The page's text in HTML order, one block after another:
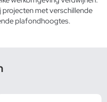
met verschillende
plafondhoogtes.